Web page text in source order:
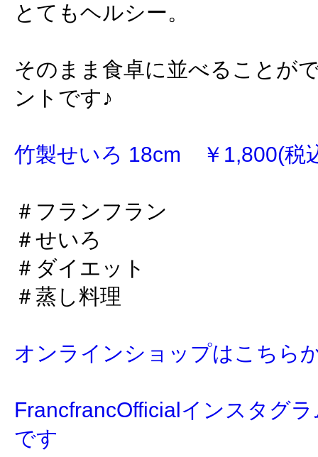
とてもヘルシー。
そのまま食卓に並べることが
ントです♪
竹製せいろ 18cm ￥1,800(税
＃フランフラン
＃せいろ
＃ダイエット
＃蒸し料理
オンラインショップはこちら
FrancfrancOfficialインスタグ
です